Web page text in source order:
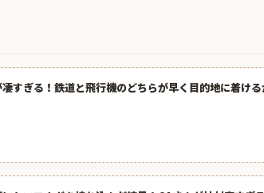
すぎる！鉄道と飛行機のどちらが早く目的地に着け